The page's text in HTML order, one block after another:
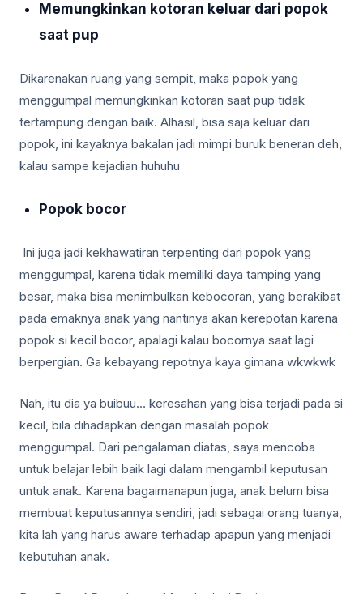
Memungkinkan kotoran keluar dari popok
saat pup
Dikarenakan ruang yang sempit, maka popok yang
menggumpal memungkinkan kotoran saat pup tidak
tertampung dengan baik. Alhasil, bisa saja keluar dari
popok, ini kayaknya bakalan jadi mimpi buruk beneran deh,
kalau sampe kejadian huhuhu
Popok bocor
Ini juga jadi kekhawatiran terpenting dari popok yang
menggumpal, karena tidak memiliki daya tamping yang
besar, maka bisa menimbulkan kebocoran, yang berakibat
pada emaknya anak yang nantinya akan kerepotan karena
popok si kecil bocor, apalagi kalau bocornya saat lagi
berpergian. Ga kebayang repotnya kaya gimana wkwkwk
Nah, itu dia ya buibuu… keresahan yang bisa terjadi pada si
kecil, bila dihadapkan dengan masalah popok
menggumpal. Dari pengalaman diatas, saya mencoba
untuk belajar lebih baik lagi dalam mengambil keputusan
untuk anak. Karena bagaimanapun juga, anak belum bisa
membuat keputusannya sendiri, jadi sebagai orang tuanya,
kita lah yang harus aware terhadap apapun yang menjadi
kebutuhan anak.